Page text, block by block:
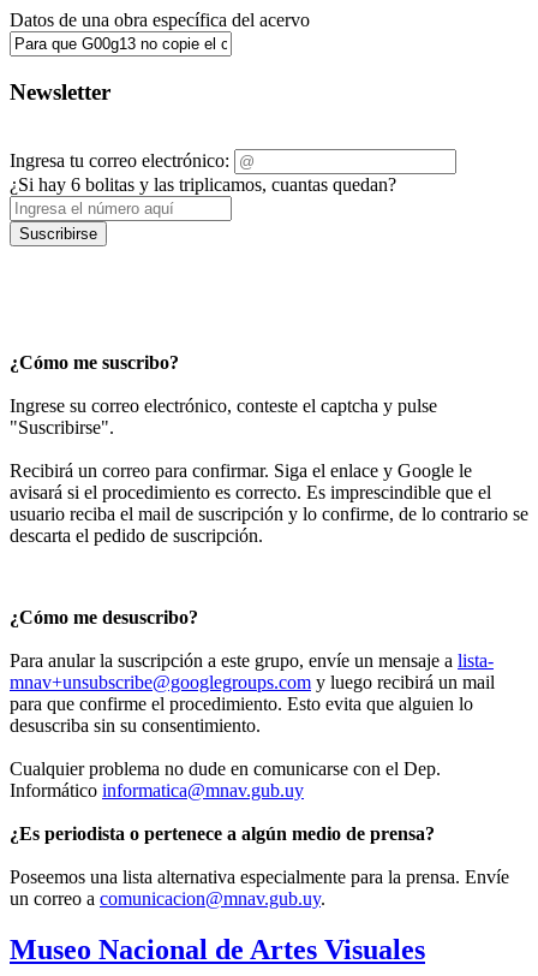
Datos de una obra específica del acervo
Newsletter
Ingresa tu correo electrónico:
¿Si hay 6 bolitas y las triplicamos, cuantas quedan?
Suscribirse
¿Cómo me suscribo?
Ingrese su correo electrónico, conteste el captcha y pulse
"Suscribirse".
Recibirá un correo para confirmar. Siga el enlace y Google le
avisará si el procedimiento es correcto. Es imprescindible que el
usuario reciba el mail de suscripción y lo confirme, de lo contrario se
descarta el pedido de suscripción.
¿Cómo me desuscribo?
Para anular la suscripción a este grupo, envíe un mensaje a lista-
mnav+unsubscribe@googlegroups.com y luego recibirá un mail
para que confirme el procedimiento. Esto evita que alguien lo
desuscriba sin su consentimiento.
Cualquier problema no dude en comunicarse con el Dep.
Informático informatica@mnav.gub.uy
¿Es periodista o pertenece a algún medio de prensa?
Poseemos una lista alternativa especialmente para la prensa. Envíe
un correo a comunicacion@mnav.gub.uy.
Museo Nacional de Artes Visuales